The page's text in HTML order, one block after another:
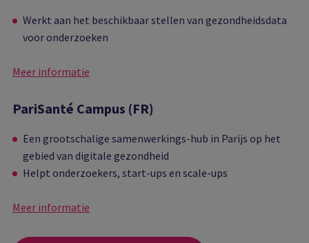
Werkt aan het beschikbaar stellen van gezondheidsdata
voor onderzoeken
Meer informatie
PariSanté Campus (FR)
Een grootschalige samenwerkings-hub in Parijs op het
gebied van digitale gezondheid
Helpt onderzoekers, start-ups en scale-ups
Meer informatie